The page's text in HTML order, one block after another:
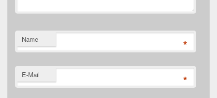
Name *
E-Mail *